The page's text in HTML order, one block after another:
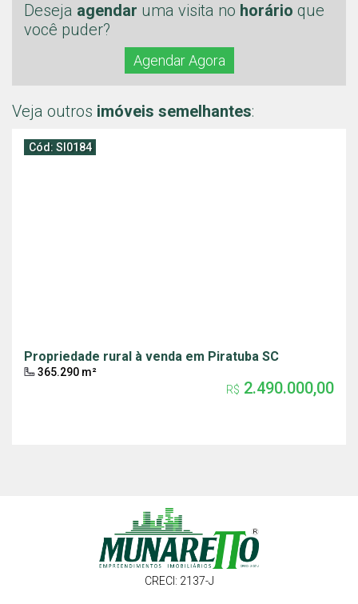
Deseja agendar uma visita no horário que
você puder?
Agendar Agora
Veja outros imóveis semelhantes:
Cód: SI0184
Propriedade rural à venda em Piratuba SC
365.290 m²
R$ 2.490.000,00
CRECI: 2137-J